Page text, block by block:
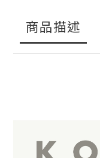
商品描述